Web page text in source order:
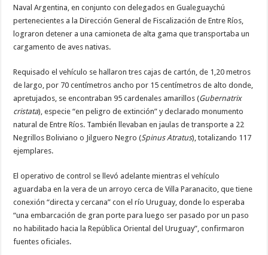
Naval Argentina, en conjunto con delegados en Gualeguaychú
pertenecientes a la Dirección General de Fiscalización de Entre Ríos,
lograron detener a una camioneta de alta gama que transportaba un
cargamento de aves nativas.
Requisado el vehículo se hallaron tres cajas de cartón, de 1,20 metros
de largo, por 70 centímetros ancho por 15 centímetros de alto donde,
apretujados, se encontraban 95 cardenales amarillos (Gubernatrix
cristata), especie “en peligro de extinción” y declarado monumento
natural de Entre Ríos. También llevaban en jaulas de transporte a 22
Negrillos Boliviano o Jilguero Negro (Spinus Atratus), totalizando 117
ejemplares.
El operativo de control se llevó adelante mientras el vehículo
aguardaba en la vera de un arroyo cerca de Villa Paranacito, que tiene
conexión “directa y cercana” con el río Uruguay, donde lo esperaba
“una embarcación de gran porte para luego ser pasado por un paso
no habilitado hacia la República Oriental del Uruguay”, confirmaron
fuentes oficiales.